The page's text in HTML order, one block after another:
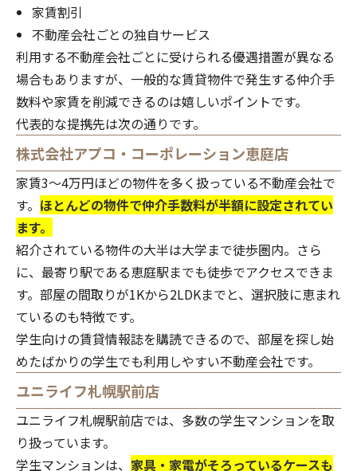
家賃割引
不動産会社ごとの独自サービス
利用する不動産会社ごとに受けられる優遇措置が異なる
場合もありますが、一般的な賃貸物件で発生する仲介手
数料や家賃を削減できるのは嬉しいポイントです。
代表的な提携先は次の通りです。
株式会社アプコ・コーポレーション恵庭店
家賃3〜4万円ほどの物件を多く扱っている不動産会社で
す。 ほとんどの物件で仲介手数料が半額に設定されてい
ます。
紹介されている物件の大半は大学まで徒歩圏内。さら
に、最寄り駅である恵庭駅までも徒歩でアクセスできま
す。部屋の間取りが1Kから2LDKまでと、選択肢に恵まれ
ているのも特徴です。
学生向けの賃貸情報誌を購読できるので、部屋を探し始
めたばかりの学生でも利用しやすい不動産会社です。
ユニライフ札幌駅前店
ユニライフ札幌駅前店では、多数の学生マンションを取
り扱っています。
学生マンションは、 家具・家電がそろっているケースも